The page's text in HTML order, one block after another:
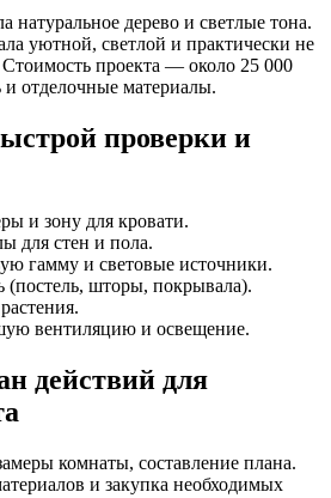
натуральное дерево и светлые тона.
уютной, светлой и практически не
Стоимость проекта — около 25 000
отделочные материалы.
проверки и
и зону для кровати.
для стен и пола.
гамму и световые источники.
(постель, шторы, покрывала).
вентиляцию и освещение.
действий для
комнаты, составление плана.
и закупка необходимых